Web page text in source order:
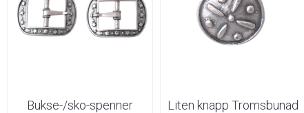
Bukse-/sko-spenner
Liten knapp Tromsbunad